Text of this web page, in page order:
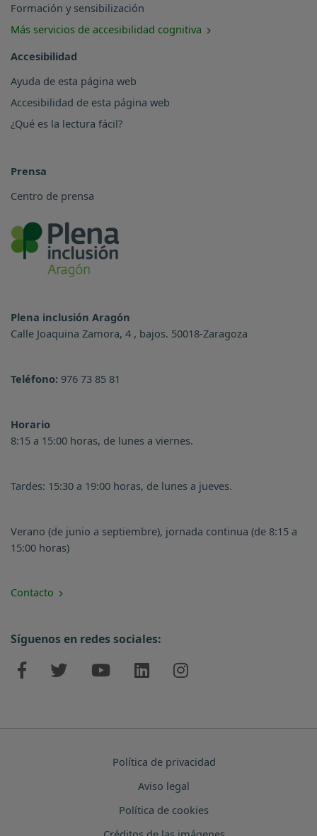
Formación y sensibilización
Más servicios de accesibilidad cognitiva
Accesibilidad
Ayuda de esta página web
Accesibilidad de esta página web
¿Qué es la lectura fácil?
Prensa
Centro de prensa
Plena inclusión Aragón
Calle Joaquina Zamora, 4 , bajos. 50018-Zaragoza
Teléfono: 976 73 85 81
Horario
8:15 a 15:00 horas, de lunes a viernes.
Tardes: 15:30 a 19:00 horas, de lunes a jueves.
Verano (de junio a septiembre), jornada continua (de 8:15 a
15:00 horas)
Contacto
Síguenos en redes sociales:
Política de privacidad
Aviso legal
Política de cookies